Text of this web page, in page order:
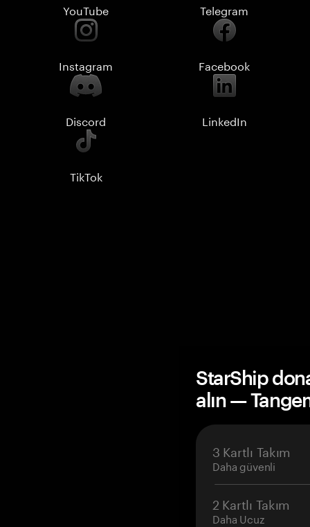
YouTube Telegram
Instagram Facebook
Discord LinkedIn
TikTok
StarShip
alın —
3 Kartlı Takım
Daha güvenli
2 Kartlı Takım
Daha Ucuz